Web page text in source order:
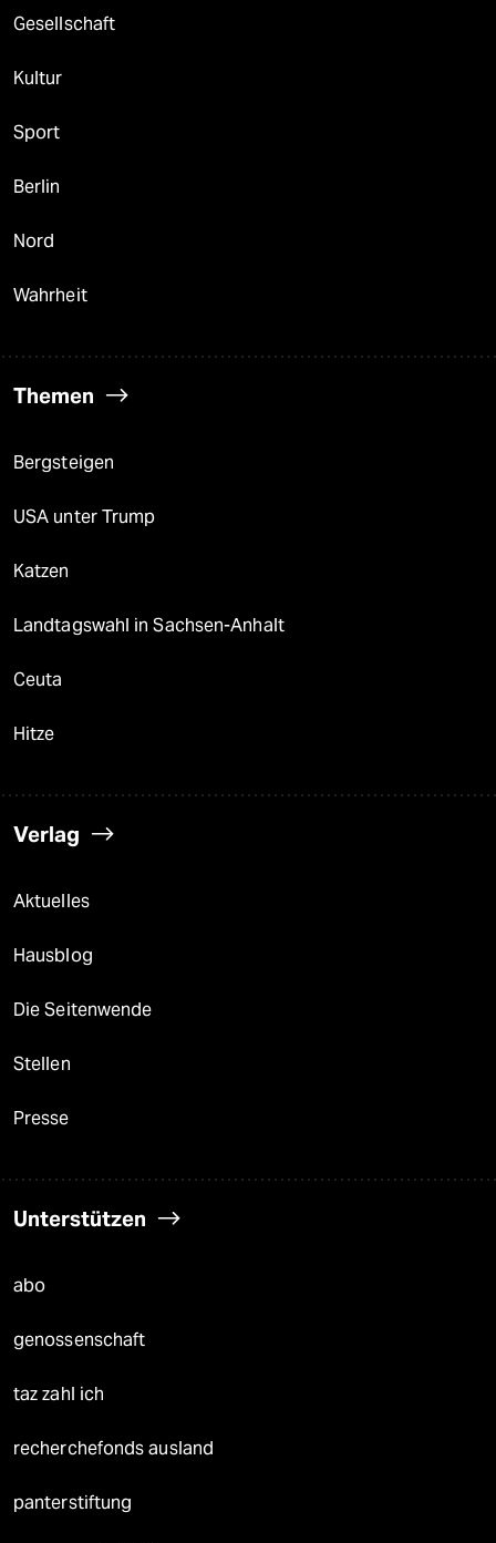
Gesellschaft
Kultur
Sport
Berlin
Nord
Wahrheit
Themen
Bergsteigen
USA unter Trump
Katzen
Landtagswahl in Sachsen-Anhalt
Ceuta
Hitze
Verlag
Aktuelles
Hausblog
Die Seitenwende
Stellen
Presse
Unterstützen
abo
genossenschaft
taz zahl ich
recherchefonds ausland
panterstiftung